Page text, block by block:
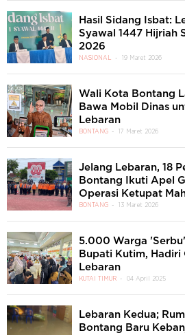
Hasil Sidang Isbat:
Syawal 1447 Hijriah
2026
NASIONAL 19 Maret 2026
Wali Kota Bontang
Bawa Mobil Dinas
Lebaran
BONTANG 17 Maret 2026
Jelang Lebaran, 18
Bontang Ikuti Apel
Operasi Ketupat
BONTANG 13 Maret 2026
5.000 Warga
Bupati Kutim, Hadiri
Lebaran
KUTAI TIMUR 04 April 2025
Lebaran Kedua;
Bontang Baru